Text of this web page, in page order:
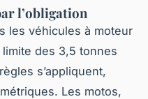
l’obligation
les véhicules à moteur
des 3,5 tonnes
s’appliquent,
Les motos,